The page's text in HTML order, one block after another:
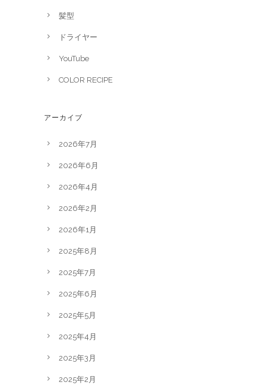
髪型
ドライヤー
YouTube
COLOR RECIPE
アーカイブ
2026年7月
2026年6月
2026年4月
2026年2月
2026年1月
2025年8月
2025年7月
2025年6月
2025年5月
2025年4月
2025年3月
2025年2月